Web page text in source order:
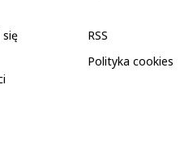
RSS
Polityka cookies